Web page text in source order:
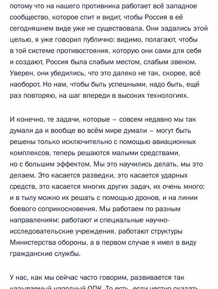
потому что на нашего противника работает всё западное
сообщество, которое спит и видит, чтобы Россия в её
сегодняшнем виде уже не существовала. Они задались этой
целью, я уже говорил публично: видимо, полагают, чтобы
в той системе противостояния, которую они сами для себя
и создают, Россия была слабым местом, слабым звеном.
Уверен, они убедились, что это далеко не так, скорее, всё
наоборот. Но нам, чтобы быть успешными, надо быть, ещё
раз повторяю, на шаг впереди в высоких технологиях.
И конечно, те задачи, которые – совсем недавно мы так
думали да и вообще во всём мире думали – могут быть
решены только исключительно с помощью авиационных
комплексов, теперь решаются малыми средствами,
но с большим эффектом. Мы это научились делать, мы это
делаем. Это касается разведки, это касается ударных
средств, это касается многих других задач, их очень много:
и в тылу можно их решать с помощью дронов, и на линии
боевого соприкосновения. Мы работаем по разным
направлениям: работают и специальные научно-
исследовательские учреждения, работают структуры
Министерства обороны, а в первом случае я имел в виду
гражданские службы.
У нас, как мы сейчас часто говорим, развивается так